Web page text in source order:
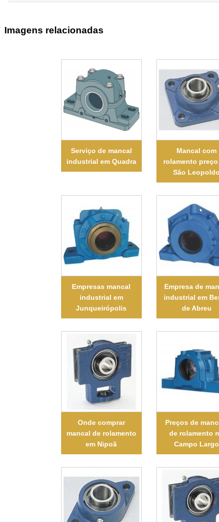
Imagens relacionadas
Serviço de mancal
industrial em Quadra
Mancal com
rolamento preço
São
Empresas mancal
industrial em
Junqueirópolis
Empresa de
industrial em
de Abreu
Onde comprar
mancal de rolamento
em Nipoã
Preços de
de rolamento
Campo Largo